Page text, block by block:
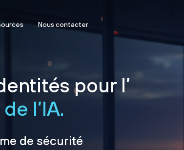
Nous contacter
pour l’
l’IA.
de sécurité